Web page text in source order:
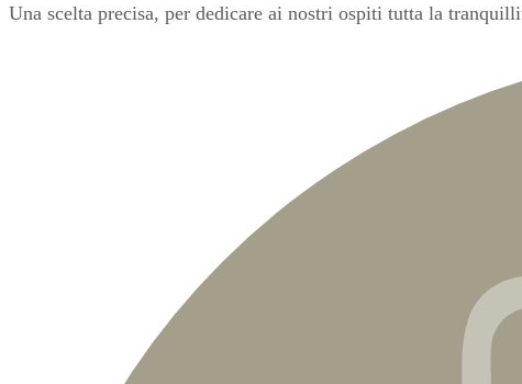
Una scelta precisa, per dedicare ai nostri ospiti tutta la